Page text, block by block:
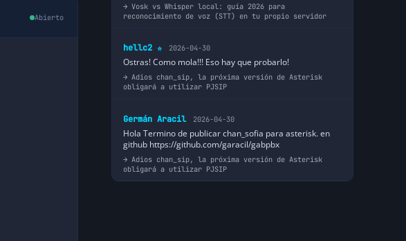
Abierto
Vosk vs Whisper local: guía 2026 para
reconocimiento de voz (STT) en tu propio servidor
hellc2 ⭐ 2026-04-30
Ostras! Como mola!!! Eso hay que probarlo!
Adios chan_sip, la próxima versión de Asterisk
obligará a utilizar PJSIP
Germán Aracil 2026-04-30
Hola Termino de publicar chan_sofia para asterisk. en
github https://github.com/garacil/gabpbx
Adios chan_sip, la próxima versión de Asterisk
obligará a utilizar PJSIP